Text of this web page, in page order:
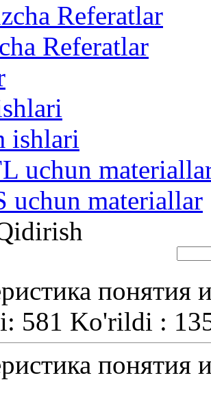
Referatlar
Referatlar
ishlari
uchun
uchun materiallar
понятия
581 Ko'rildi :
понятия